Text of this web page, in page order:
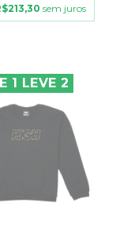
sem juros
1 LEVE 2